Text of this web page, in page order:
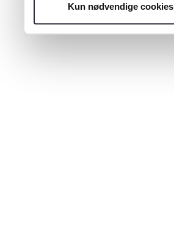
Kun nødvendige cookies